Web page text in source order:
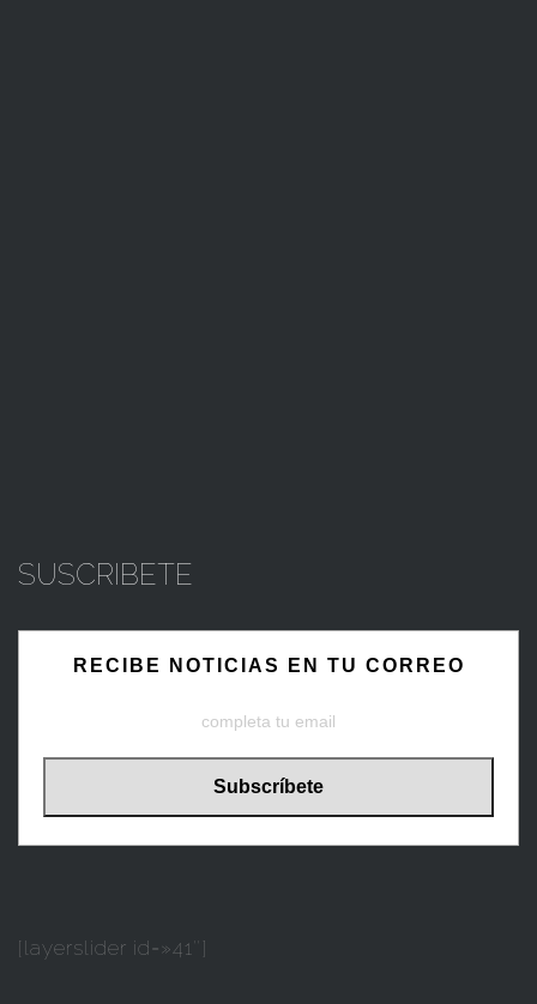
SUSCRIBETE
RECIBE NOTICIAS EN TU CORREO
[layerslider id=»41″]